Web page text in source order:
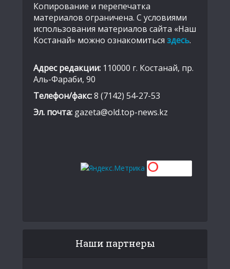
Копирование и перепечатка
материалов ограничена. С условиями
использования материалов сайта «Наш
Костанай» можно ознакомиться здесь.
Адрес редакции: 110000 г. Костанай, пр.
Аль-Фараби, 90
Телефон/факс:8 (7142) 54-27-53
Эл. почта: gazeta@old.top-news.kz
Наши партнеры